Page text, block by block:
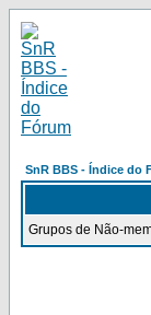
SnR BBS - Índice do
Grupos de Não-